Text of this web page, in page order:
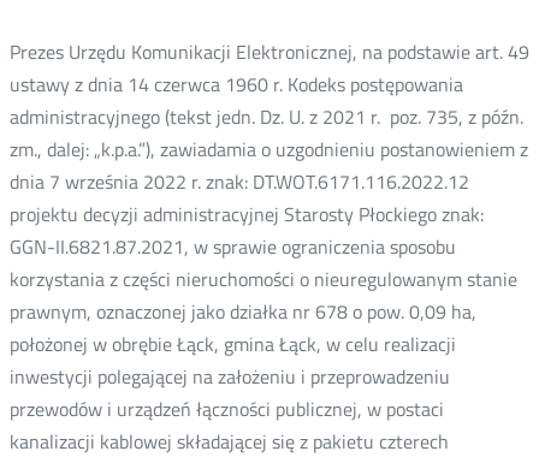
Prezes Urzędu Komunikacji Elektronicznej, na podstawie art. 49
ustawy z dnia 14 czerwca 1960 r. Kodeks postępowania
administracyjnego (tekst jedn. Dz. U. z 2021 r. poz. 735, z późn.
zm., dalej: „k.p.a.”), zawiadamia o uzgodnieniu postanowieniem z
dnia 7 września 2022 r. znak: DT.WOT.6171.116.2022.12
projektu decyzji administracyjnej Starosty Płockiego znak:
GGN-II.6821.87.2021, w sprawie ograniczenia sposobu
korzystania z części nieruchomości o nieuregulowanym stanie
prawnym, oznaczonej jako działka nr 678 o pow. 0,09 ha,
położonej w obrębie Łąck, gmina Łąck, w celu realizacji
inwestycji polegającej na założeniu i przeprowadzeniu
przewodów i urządzeń łączności publicznej, w postaci
kanalizacji kablowej składającej się z pakietu czterech